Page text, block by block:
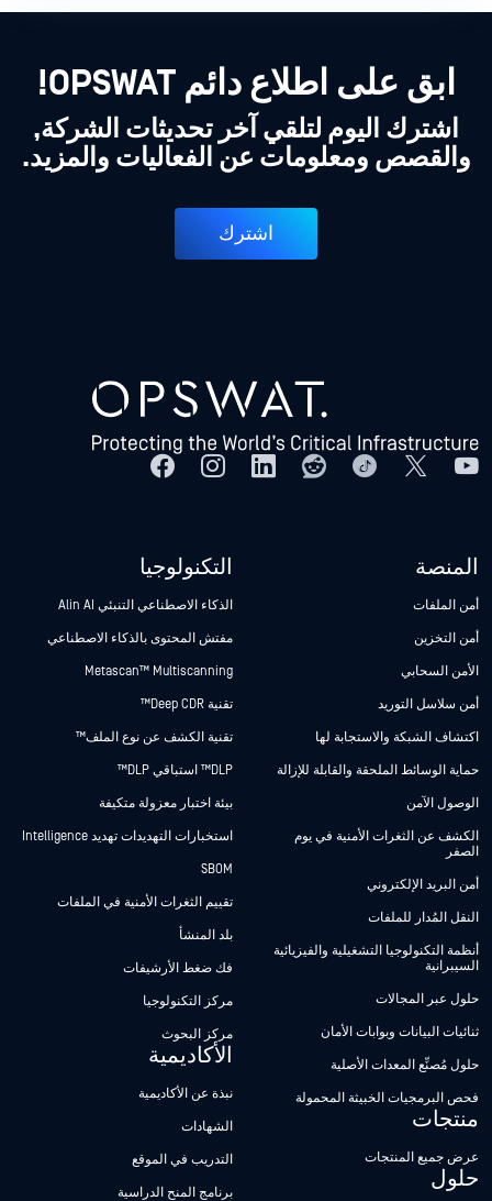
ابق على اطلاع دائم OPSWAT!
اشترك اليوم لتلقي آخر تحديثات الشركة,
والقصص ومعلومات عن الفعاليات والمزيد.
اشترك
المنصة
أمن الملفات
أمن التخزين
الأمن السحابي
أمن سلاسل التوريد
اكتشاف الشبكة والاستجابة لها
حماية الوسائط الملحقة والقابلة للإزالة
الوصول الآمن
الكشف عن الثغرات الأمنية في يوم
الصفر
أمن البريد الإلكتروني
النقل المُدار للملفات
أنظمة التكنولوجيا التشغيلية والفيزيائية
السيبرانية
حلول عبر المجالات
ثنائيات البيانات وبوابات الأمان
حلول مُصنِّع المعدات الأصلية
فحص البرمجيات الخبيثة المحمولة
منتجات
عرض جميع المنتجات
حلول
التكنولوجيا
الذكاء الاصطناعي التنبئي Alin AI
مفتش المحتوى بالذكاء الاصطناعي
Metascan™ Multiscanning
تقنية Deep CDR™
تقنية الكشف عن نوع الملف™
DLP™ استباقي DLP™
بيئة اختبار معزولة متكيفة
استخبارات التهديدات تهديد Intelligence
SBOM
تقييم الثغرات الأمنية في الملفات
بلد المنشأ
فك ضغط الأرشيفات
مركز التكنولوجيا
مركز البحوث
الأكاديمية
نبذة عن الأكاديمية
الشهادات
التدريب في الموقع
برنامج المنح الدراسية